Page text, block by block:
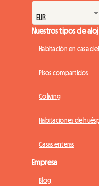
Nuestros tipos de
Habitación en casa
Pisos compartidos
Coliving
Habitaciones de
Casas enteras
Empresa
Blog